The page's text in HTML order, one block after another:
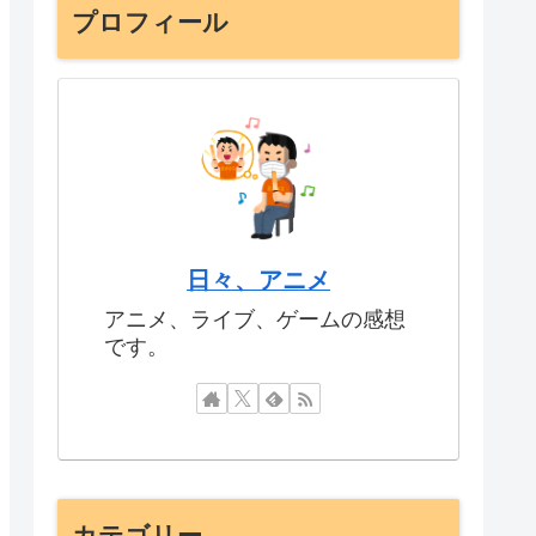
プロフィール
日々、アニメ
アニメ、ライブ、ゲームの感想
です。